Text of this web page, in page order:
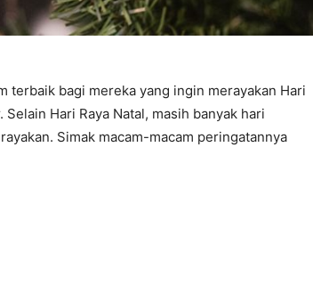
terbaik bagi mereka yang ingin merayakan Hari
Hari Raya Natal, masih banyak hari
Simak macam-macam peringatannya